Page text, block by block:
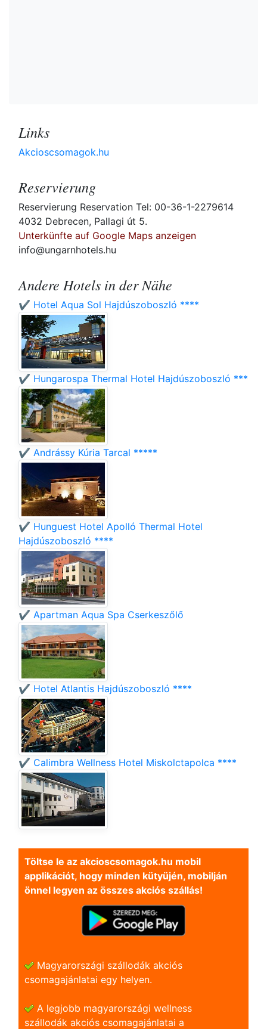
Links
Akcioscsomagok.hu
Reservierung
Reservierung Reservation Tel: 00-36-1-2279614
4032 Debrecen, Pallagi út 5.
Unterkünfte auf Google Maps anzeigen
info@ungarnhotels.hu
Andere Hotels in der Nähe
✔️ Hotel Aqua Sol Hajdúszoboszló ****
✔️ Hungarospa Thermal Hotel Hajdúszoboszló ***
✔️ Andrássy Kúria Tarcal *****
✔️ Hunguest Hotel Apolló Thermal Hotel
Hajdúszoboszló ****
✔️ Apartman Aqua Spa Cserkeszőlő
✔️ Hotel Atlantis Hajdúszoboszló ****
✔️ Calimbra Wellness Hotel Miskolctapolca ****
Töltse le az akcioscsomagok.hu mobil
applikációt, hogy minden kütyüjén, mobilján
önnel legyen az összes akciós szállás!
Magyarországi szállodák akciós
csomagajánlatai egy helyen.
A legjobb magyarországi wellness
szállodák akciós csomagajánlatai a